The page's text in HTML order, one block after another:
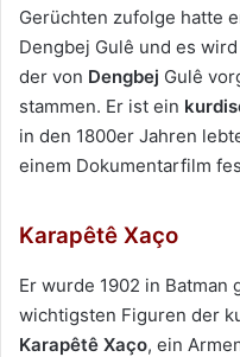
Gerüchten zufolge hatte
Dengbej Gulê und es
der von Dengbej Gulê
stammen. Er ist ein
in den 1800er Jahren
einem Dokumentarfilm
Karapêtê Xaço
Er wurde 1902 in Batman
wichtigsten Figuren der
Karapêtê Xaço, ein